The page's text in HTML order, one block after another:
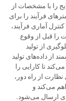
را با مشخصات از
فرآیند را برای
آماری فرآیند،
را قبل از وقوع
از تولید
داده‌های تولید
تا کارایی را
از راه دور،
می‌کند و
ارسال می‌شود.